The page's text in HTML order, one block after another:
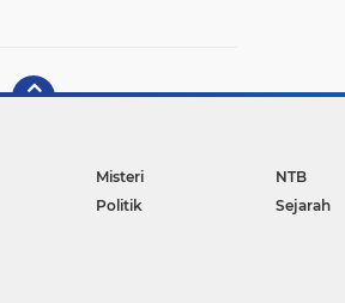
Misteri
NTB
Politik
Sejarah